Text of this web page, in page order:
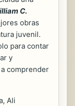
C.
obras
juvenil.
para contar
y
comprender
Ali